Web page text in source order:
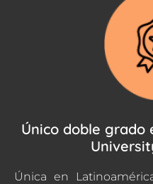
Único doble grado
Única en